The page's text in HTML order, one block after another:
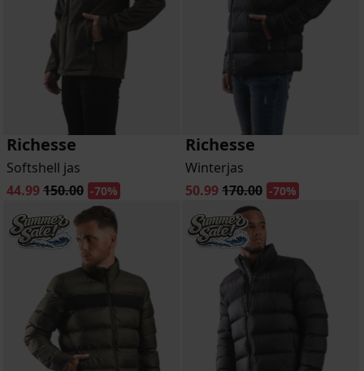
Richesse
Softshell jas
44.99150.00 -70%
Richesse
Winterjas
50.99170.00 -70%